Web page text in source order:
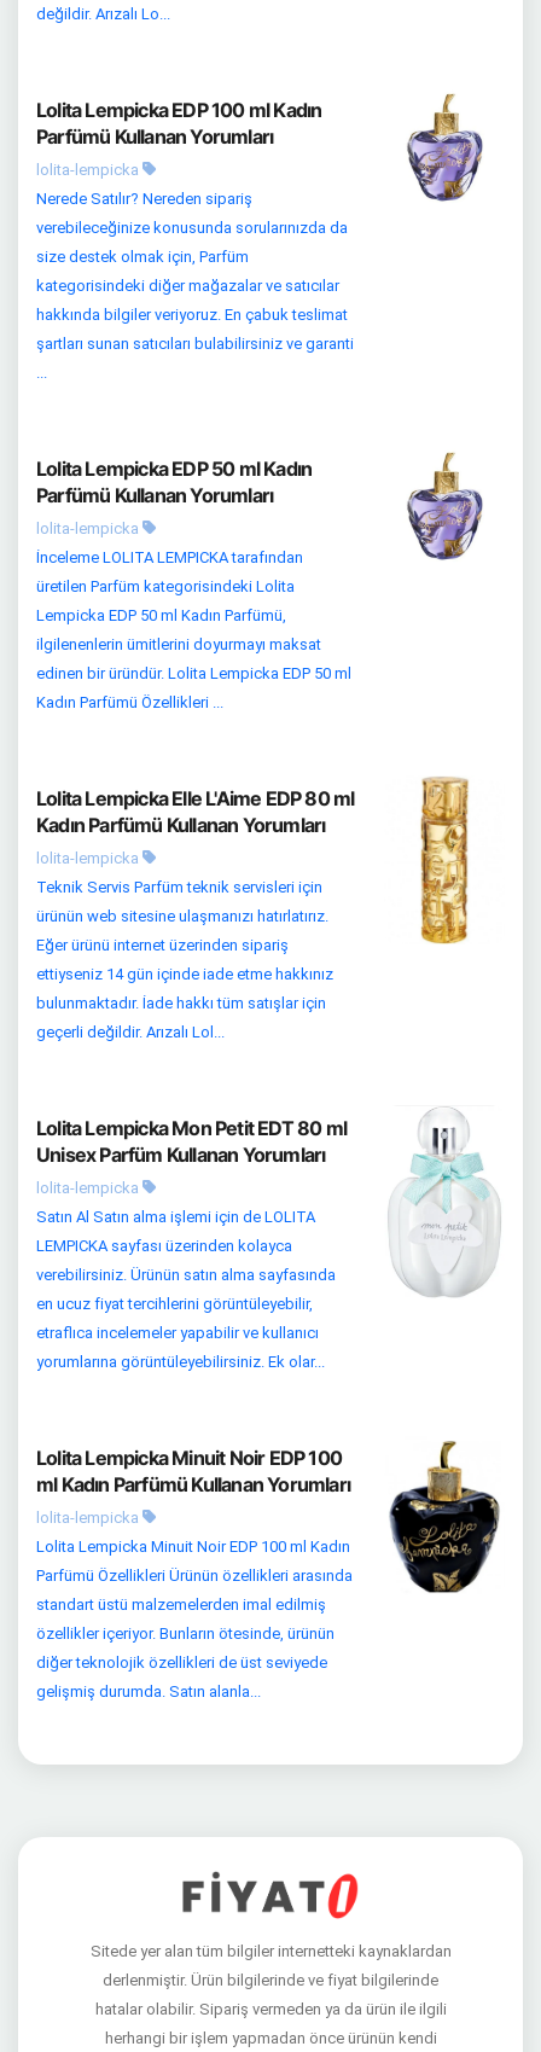
değildir. Arızalı Lo...
Lolita Lempicka EDP 100 ml Kadın
Parfümü Kullanan Yorumları
lolita-lempicka
Nerede Satılır? Nereden sipariş
verebileceğinize konusunda sorularınızda da
size destek olmak için, Parfüm
kategorisindeki diğer mağazalar ve satıcılar
hakkında bilgiler veriyoruz. En çabuk teslimat
şartları sunan satıcıları bulabilirsiniz ve garanti
...
Lolita Lempicka EDP 50 ml Kadın
Parfümü Kullanan Yorumları
lolita-lempicka
İnceleme LOLITA LEMPICKA tarafından
üretilen Parfüm kategorisindeki Lolita
Lempicka EDP 50 ml Kadın Parfümü,
ilgilenenlerin ümitlerini doyurmayı maksat
edinen bir üründür. Lolita Lempicka EDP 50 ml
Kadın Parfümü Özellikleri ...
Lolita Lempicka Elle L'Aime EDP 80 ml
Kadın Parfümü Kullanan Yorumları
lolita-lempicka
Teknik Servis Parfüm teknik servisleri için
ürünün web sitesine ulaşmanızı hatırlatırız.
Eğer ürünü internet üzerinden sipariş
ettiyseniz 14 gün içinde iade etme hakkınız
bulunmaktadır. İade hakkı tüm satışlar için
geçerli değildir. Arızalı Lol...
Lolita Lempicka Mon Petit EDT 80 ml
Unisex Parfüm Kullanan Yorumları
lolita-lempicka
Satın Al Satın alma işlemi için de LOLITA
LEMPICKA sayfası üzerinden kolayca
verebilirsiniz. Ürünün satın alma sayfasında
en ucuz fiyat tercihlerini görüntüleyebilir,
etraflıca incelemeler yapabilir ve kullanıcı
yorumlarına görüntüleyebilirsiniz. Ek olar...
Lolita Lempicka Minuit Noir EDP 100
ml Kadın Parfümü Kullanan Yorumları
lolita-lempicka
Lolita Lempicka Minuit Noir EDP 100 ml Kadın
Parfümü Özellikleri Ürünün özellikleri arasında
standart üstü malzemelerden imal edilmiş
özellikler içeriyor. Bunların ötesinde, ürünün
diğer teknolojik özellikleri de üst seviyede
gelişmiş durumda. Satın alanla...
Sitede yer alan tüm bilgiler internetteki kaynaklardan
derlenmiştir. Ürün bilgilerinde ve fiyat bilgilerinde
hatalar olabilir. Sipariş vermeden ya da ürün ile ilgili
herhangi bir işlem yapmadan önce ürünün kendi